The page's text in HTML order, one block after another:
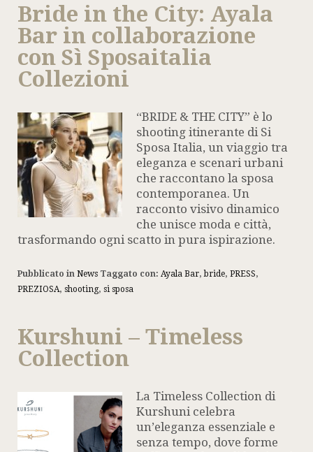
Bride in the City: Ayala
Bar in collaborazione
con Sì Sposaitalia
Collezioni
“BRIDE & THE CITY” è lo
shooting itinerante di Si
Sposa Italia, un viaggio tra
eleganza e scenari urbani
che raccontano la sposa
contemporanea. Un
racconto visivo dinamico
che unisce moda e città,
trasformando ogni scatto in pura ispirazione.
Pubblicato in News Taggato con: Ayala Bar,bride, PRESS,
PREZIOSA, shooting, si sposa
Kurshuni – Timeless
Collection
La Timeless Collection di
Kurshuni celebra
un’eleganza essenziale e
senza tempo, dove forme